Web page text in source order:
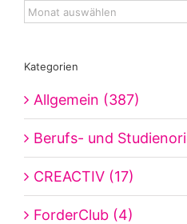
Archiv
Kategorien
Allgemein (387)
Berufs- und
CREACTIV (17)
ForderClub (4)